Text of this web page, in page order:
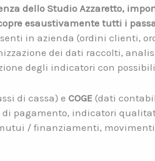
dello Studio Azzaretto,
esaustivamente tutti i
in azienda (ordini clienti,
dei dati raccolti,
degli indicatori con
di cassa) e COGE (dati
pagamento, indicatori
/ finanziamenti, movimenti